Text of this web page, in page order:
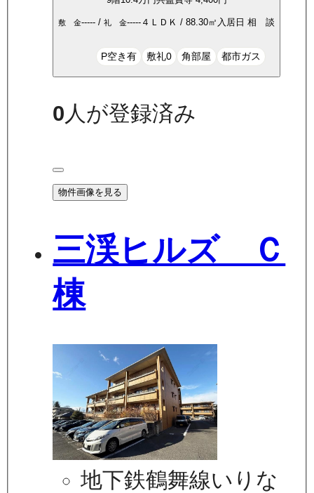
敷 金----- /礼 金----- ４ＬＤＫ /88.30㎡ 入居日相 談
P空き有 敷礼0 角部屋 都市ガス
0人が登録済み
物件画像を見る
三渓ヒルズ Ｃ
棟
地下鉄鶴舞線いりな